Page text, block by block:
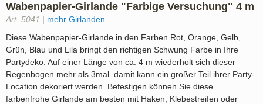
Wabenpapier-Girlande "Farbige Versuchung" 4 m
Art. 5041 | mehr Girlanden
Diese Wabenpapier-Girlande in den Farben Rot, Orange, Gelb,
Grün, Blau und Lila bringt den richtigen Schwung Farbe in Ihre
Partydeko. Auf einer Länge von ca. 4 m wiederholt sich dieser
Regenbogen mehr als 3mal. damit kann ein großer Teil ihrer Party-
Location dekoriert werden. Befestigen können Sie diese
farbenfrohe Girlande am besten mit Haken, Klebestreifen oder